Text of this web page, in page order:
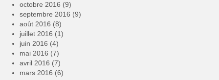
octobre 2016 (9)
septembre 2016 (9)
août 2016 (8)
juillet 2016 (1)
juin 2016 (4)
mai 2016 (7)
avril 2016 (7)
mars 2016 (6)